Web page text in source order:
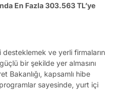
En Fazla 303.563 TL’ye
ve yerli firmaların
bir şekilde yer almasını
Bakanlığı, kapsamlı hibe
sayesinde, yurt içi